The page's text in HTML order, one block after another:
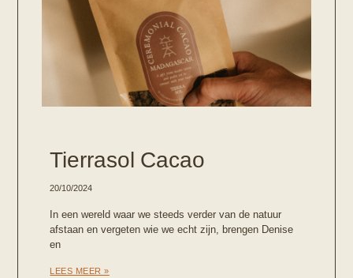
Tierrasol Cacao
20/10/2024
In een wereld waar we steeds verder van de natuur
afstaan en vergeten wie we echt zijn, brengen Denise
en
LEES MEER »